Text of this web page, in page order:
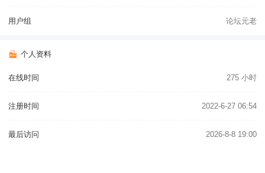
用户组 论坛元老
个人资料
在线时间 275 小时
注册时间 2022-6-27 06:54
最后访问 2026-8-8 19:00